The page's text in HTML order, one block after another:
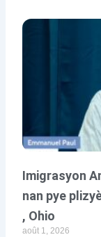
Imigrasyon
nan pye
, Ohio
août 1, 2026